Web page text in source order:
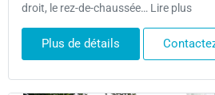
droit, le rez-de-chaussée… Lire plus
Plus de détails